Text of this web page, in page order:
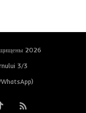
2026
3/3
TikTokRSS